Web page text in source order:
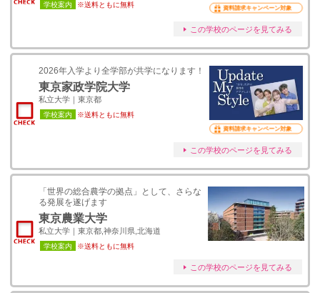
学校案内 ※送料ともに無料 資料請求キャンペーン対象
この学校のページを見てみる
2026年入学より全学部が共学になります！
東京家政学院大学
私立大学｜東京都
学校案内 ※送料ともに無料
資料請求キャンペーン対象
この学校のページを見てみる
「世界の総合農学の拠点」として、さらな
る発展を遂げます
東京農業大学
私立大学｜東京都,神奈川県,北海道
学校案内 ※送料ともに無料
この学校のページを見てみる